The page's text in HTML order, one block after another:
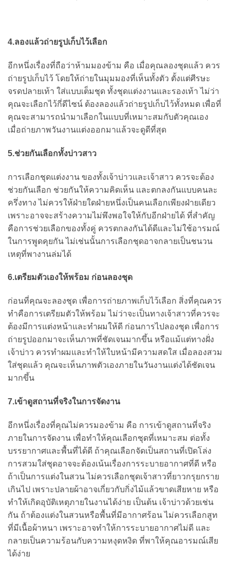
4.ลองแล้วถ่ายรูปเก็บไว้เลือก
อีกหนึ่งเรื่องที่ถือว่าห้ามมองข้าม คือ เมื่อคุณลองชุดแล้ว ควร
ถ่ายรูปเก็บไว้ โดยให้ถ่ายในมุมมองที่เห็นทั้งตัว ตั้งแต่ศีรษะ
จรดปลายเท้า ใส่แบบเต็มชุด ทั้งชุดแต่งงานและรองเท้า ไม่ว่า
คุณจะเลือกไว้กี่ดีไซน์ ต้องลองแล้วถ่ายรูปเก็บไว้ทั้งหมด เพื่อที่
คุณจะสามารถนำมาเลือกในแบบที่เหมาะสมกับตัวคุณเอง
เมื่อถ่ายภาพวันงานแต่งออกมาแล้วจะดูดีที่สุด
5.ช่วยกันเลือกทั้งบ่าวสาว
การเลือกชุดแต่งงาน ของทั้งเจ้าบ่าวและเจ้าสาว ควรจะต้อง
ช่วยกันเลือก ช่วยกันให้ความคิดเห็น และตกลงกันแบบคนละ
ครึ่งทาง ไม่ควรให้ฝ่ายใดฝ่ายหนึ่งเป็นคนเลือกเพียงฝ่ายเดียว
เพราะอาจจะสร้างความไม่พึงพอใจให้กับอีกฝ่ายได้ ที่สำคัญ
คือการช่วยเลือกของทั้งคู่ ควรตกลงกันได้ดีและไม่ใช้อารมณ์
ในการพูดคุยกัน ไม่เช่นนั้นการเลือกชุดอาจกลายเป็นชนวน
เหตุที่พางานล่มได้
6.เตรียมตัวเองให้พร้อม ก่อนลองชุด
ก่อนที่คุณจะลองชุด เพื่อการถ่ายภาพเก็บไว้เลือก สิ่งที่คุณควร
ทำคือการเตรียมตัวให้พร้อม ไม่ว่าจะเป็นทางเจ้าสาวที่ควรจะ
ต้องมีการแต่งหน้าและทำผมให้ดี ก่อนการไปลองชุด เพื่อการ
ถ่ายรูปออกมาจะเห็นภาพที่ชัดเจนมากขึ้น หรือแม้แต่ทางฝั่ง
เจ้าบ่าว ควรทำผมและทำให้ใบหน้ามีความสดใส เมื่อลองสวม
ใส่ชุดแล้ว คุณจะเห็นภาพตัวเองภายในวันงานแต่งได้ชัดเจน
มากขึ้น
7.เข้าดูสถานที่จริงในการจัดงาน
อีกหนึ่งเรื่องที่คุณไม่ควรมองข้าม คือ การเข้าดูสถานที่จริง
ภายในการจัดงาน เพื่อทำให้คุณเลือกชุดที่เหมาะสม ต่อทั้ง
บรรยากาศและพื้นที่ได้ดี ถ้าคุณเลือกจัดเป็นสถานที่เปิดโล่ง
การสวมใส่ชุดอาจจะต้องเน้นเรื่องการระบายอากาศที่ดี หรือ
ถ้าเป็นการแต่งในสวน ไม่ควรเลือกชุดเจ้าสาวที่ยาวกรุยกราย
เกินไป เพราะปลายผ้าอาจเกี่ยวกับกิ่งไม้แล้วขาดเสียหาย หรือ
ทำให้เกิดอุบัติเหตุภายในงานได้ง่าย เป็นต้น เจ้าบ่าวด้วยเช่น
กัน ถ้าต้องแต่งในสวนหรือพื้นที่มีอากาศร้อน ไม่ควรเลือกสูท
ที่มีเนื้อผ้าหนา เพราะอาจทำให้การระบายอากาศไม่ดี และ
กลายเป็นความร้อนกับความหงุดหงิด ที่พาให้คุณอารมณ์เสีย
ได้ง่าย